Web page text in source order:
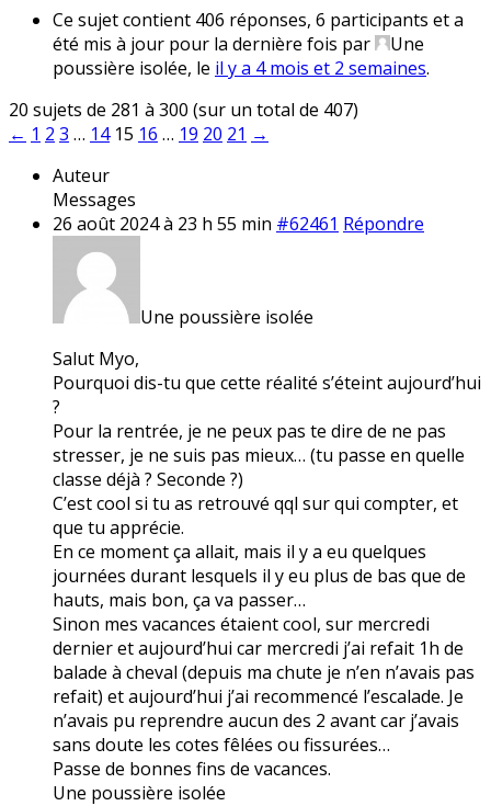
Ce sujet contient 406 réponses, 6 participants et a
été mis à jour pour la dernière fois par
Une
poussière isolée, le il y a 4 mois et 2 semaines.
20 sujets de 281 à 300 (sur un total de 407)
← 1 2 3 … 14 15 16 … 19 20 21 →
Auteur
Messages
26 août 2024 à 23 h 55 min #62461 Répondre
Une poussière isolée
Salut Myo,
Pourquoi dis-tu que cette réalité s’éteint aujourd’hui
?
Pour la rentrée, je ne peux pas te dire de ne pas
stresser, je ne suis pas mieux… (tu passe en quelle
classe déjà ? Seconde ?)
C’est cool si tu as retrouvé qql sur qui compter, et
que tu apprécie.
En ce moment ça allait, mais il y a eu quelques
journées durant lesquels il y eu plus de bas que de
hauts, mais bon, ça va passer…
Sinon mes vacances étaient cool, sur mercredi
dernier et aujourd’hui car mercredi j’ai refait 1h de
balade à cheval (depuis ma chute je n’en n’avais pas
refait) et aujourd’hui j’ai recommencé l’escalade. Je
n’avais pu reprendre aucun des 2 avant car j’avais
sans doute les cotes fêlées ou fissurées…
Passe de bonnes fins de vacances.
Une poussière isolée